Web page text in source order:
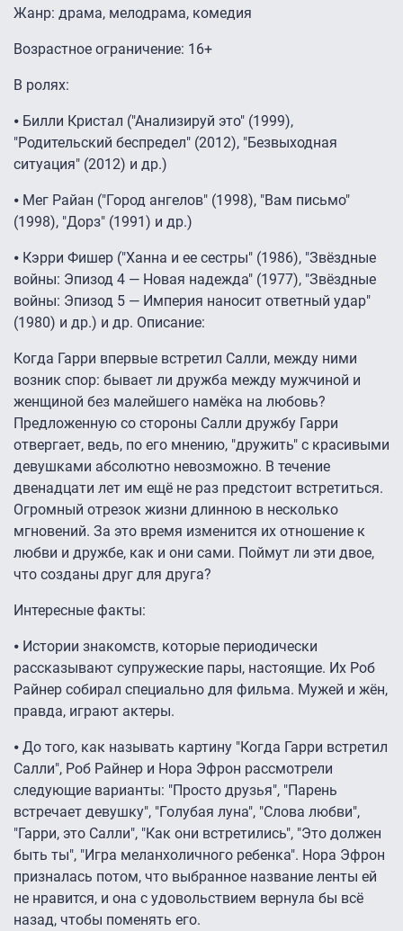
Жанр: драма, мелодрама, комедия
Возрастное ограничение: 16+
В ролях:
⦁ Билли Кристал ("Анализируй это" (1999),
"Родительский беспредел" (2012), "Безвыходная
ситуация" (2012) и др.)
⦁ Мег Райан ("Город ангелов" (1998), "Вам письмо"
(1998), "Дорз" (1991) и др.)
⦁ Кэрри Фишер ("Ханна и ее сестры" (1986), "Звёздные
войны: Эпизод 4 — Новая надежда" (1977), "Звёздные
войны: Эпизод 5 — Империя наносит ответный удар"
(1980) и др.) и др. Описание:
Когда Гарри впервые встретил Салли, между ними
возник спор: бывает ли дружба между мужчиной и
женщиной без малейшего намёка на любовь?
Предложенную со стороны Салли дружбу Гарри
отвергает, ведь, по его мнению, "дружить" с красивыми
девушками абсолютно невозможно. В течение
двенадцати лет им ещё не раз предстоит встретиться.
Огромный отрезок жизни длинною в несколько
мгновений. За это время изменится их отношение к
любви и дружбе, как и они сами. Поймут ли эти двое,
что созданы друг для друга?
Интересные факты:
⦁ Истории знакомств, которые периодически
рассказывают супружеские пары, настоящие. Их Роб
Райнер собирал специально для фильма. Мужей и жён,
правда, играют актеры.
⦁ До того, как называть картину "Когда Гарри встретил
Салли", Роб Райнер и Нора Эфрон рассмотрели
следующие варианты: "Просто друзья", "Парень
встречает девушку", "Голубая луна", "Слова любви",
"Гарри, это Салли", "Как они встретились", "Это должен
быть ты", "Игра меланхоличного ребенка". Нора Эфрон
призналась потом, что выбранное название ленты ей
не нравится, и она с удовольствием вернула бы всё
назад, чтобы поменять его.